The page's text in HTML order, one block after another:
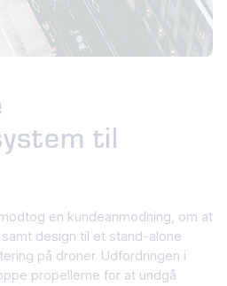
til
en kundeanmodning, om at
design til et stand-alone
på droner. Udfordringen i
propellerne for at undgå